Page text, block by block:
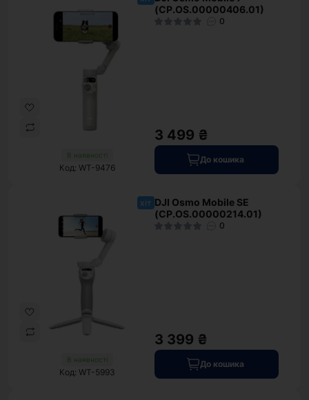
В наявності
Код: WT-9476
(CP.OS.00000406.01)
0
3 499 ₴
До кошика
хіт
В наявності
Код: WT-5993
DJI Osmo Mobile SE
(CP.OS.00000214.01)
0
3 399 ₴
До кошика